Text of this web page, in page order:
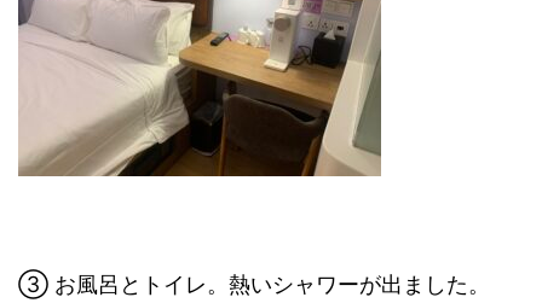
③ お風呂とトイレ。熱いシャワーが出ました。